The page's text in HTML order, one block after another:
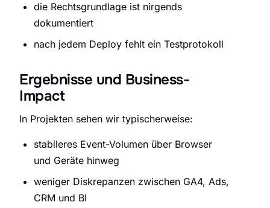
die Rechtsgrundlage ist nirgends
dokumentiert
nach jedem Deploy fehlt ein Testprotokoll
Ergebnisse und Business-
Impact
In Projekten sehen wir typischerweise:
stabileres Event-Volumen über Browser
und Geräte hinweg
weniger Diskrepanzen zwischen GA4, Ads,
CRM und BI